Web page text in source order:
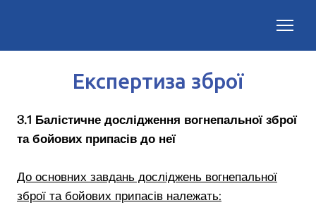
Експертиза зброї
3.1 Балістичне дослідження вогнепальної зброї
та бойових припасів до неї
До основних завдань досліджень вогнепальної
зброї та бойових припасів належать: